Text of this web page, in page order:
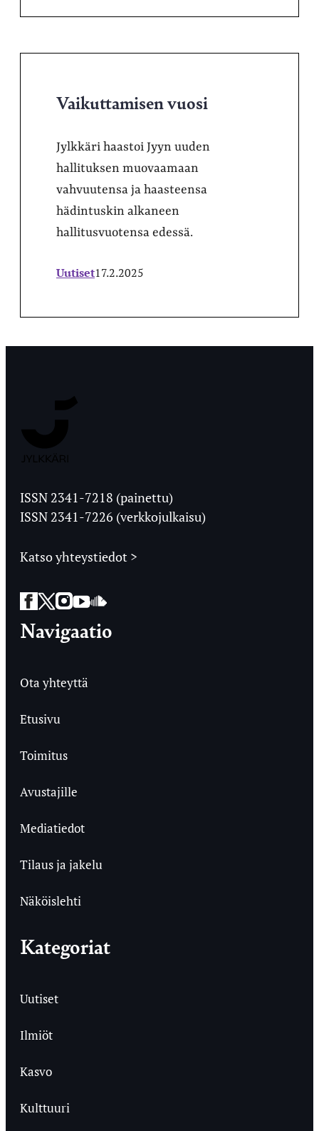
Vaikuttamisen vuosi
Jylkkäri haastoi Jyyn uuden
hallituksen muovaamaan
vahvuutensa ja haasteensa
hädintuskin alkaneen
hallitusvuotensa edessä.
Uutiset17.2.2025
Ylioppilaslehti
ISSN 2341-7218 (painettu)
ISSN 2341-7226 (verkkojulkaisu)
Katso yhteystiedot >
Facebook
Twitter
Instagram
YouTube
SoundCloud
Navigaatio
Ota yhteyttä
Etusivu
Toimitus
Avustajille
Mediatiedot
Tilaus ja jakelu
Näköislehti
Kategoriat
Uutiset
Ilmiöt
Kasvo
Kulttuuri